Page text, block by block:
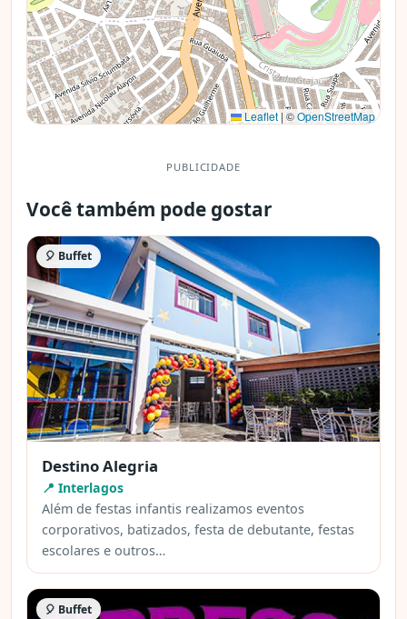
Leaflet | ©OpenStreetMap
PUBLICIDADE
Você também pode gostar
🎈 Buffet
Destino Alegria
📍 Interlagos
Além de festas infantis realizamos eventos
corporativos, batizados, festa de debutante, festas
escolares e outros…
🎈 Buffet